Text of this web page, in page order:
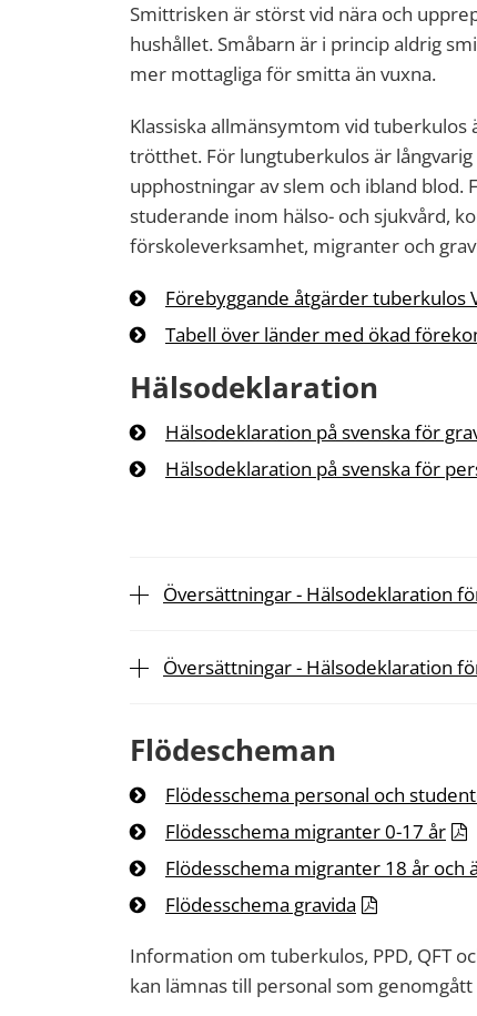
Smittrisken är störst vid nära och
hushållet. Småbarn är i princip aldrig
mer mottagliga för smitta än vuxna.
Klassiska allmänsymtom vid
trötthet. För lungtuberkulos är
upphostningar av slem och ibland blod.
studerande inom hälso- och sjukvård,
förskoleverksamhet, migranter och
Förebyggande åtgärder tuberkulos
Tabell över länder med ökad
Hälsodeklaration
Hälsodeklaration på svenska för
Hälsodeklaration på svenska för
Översättningar - Hälsodeklaration
Översättningar - Hälsodeklaration
Flödescheman
Flödesschema personal och
Flödesschema migranter 0-17 år
Flödesschema migranter 18 år och
Flödesschema gravida
Information om tuberkulos, PPD, QFT
kan lämnas till personal som